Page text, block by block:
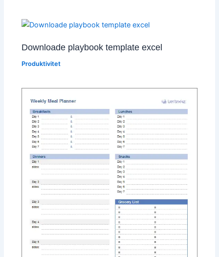
Downloade playbook template excel
Produktivitet